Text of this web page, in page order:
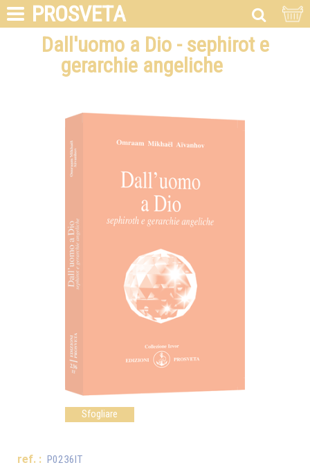
PROSVETA
Dall'uomo a Dio - sephirot e
gerarchie angeliche
Sfogliare
ref. : P0236IT